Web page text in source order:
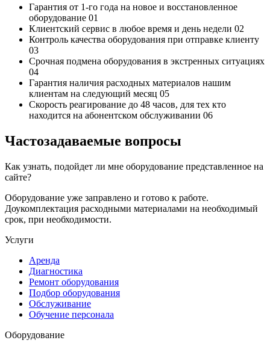
Гарантия от 1-го года на новое и восстановленное
оборудование 01
Клиентский сервис в любое время и день недели 02
Контроль качества оборудования при отправке клиенту
03
Срочная подмена оборудования в экстренных ситуациях
04
Гарантия наличия расходных материалов нашим
клиентам на следующий месяц 05
Скорость реагирование до 48 часов, для тех кто
находится на абонентском обслуживании 06
Частозадаваемые вопросы
Как узнать, подойдет ли мне оборудование представленное на
сайте?
Оборудование уже заправлено и готово к работе.
Доукомплектация расходными материалами на необходимый
срок, при необходимости.
Услуги
Аренда
Диагностика
Ремонт оборудования
Подбор оборудования
Обслуживание
Обучение персонала
Оборудование